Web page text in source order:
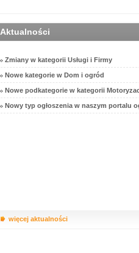
Aktualności
Zmiany w kategorii Usługi i Firmy
Nowe kategorie w Dom i ogród
Nowe podkategorie w kategorii
Nowy typ ogłoszenia w naszym portalu
więcej aktualności